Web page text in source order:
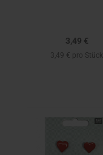
3,49 €
3,49 € pro Stück